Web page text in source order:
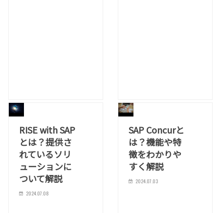
RISE with SAP
とは？提供さ
れているソリ
ューションに
ついて解説
2024.07.08
SAP Concurと
は？機能や特
徴をわかりや
すく解説
2024.07.03